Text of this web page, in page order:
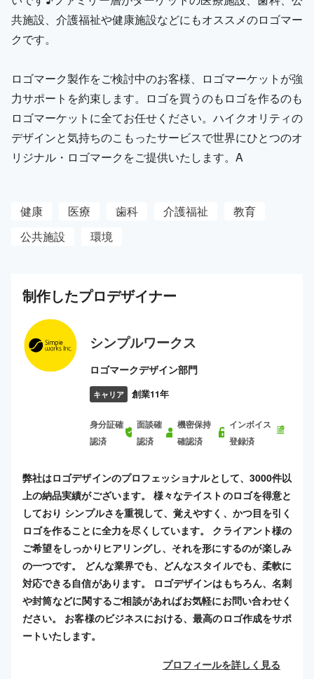
共施設、介護福祉や健康施設などにもオススメのロゴマー
クです。
ロゴマーク製作をご検討中のお客様、ロゴマーケットが強
力サポートを約束します。ロゴを買うのもロゴを作るのも
ロゴマーケットに全てお任せください。ハイクオリティの
デザインと気持ちのこもったサービスで世界にひとつのオ
リジナル・ロゴマークをご提供いたします。A
健康 医療 歯科 介護福祉
教育
公共施設
環境
制作したプロデザイナー
シンプルワークス
ロゴマークデザイン部門
キャリア 創業11年
身分証確
認済
面談確
認済
機密保持
確認済
インボイス
登録済
弊社はロゴデザインのプロフェッショナルとして、3000件以
上の納品実績がございます。 様々なテイストのロゴを得意と
しており シンプルさを重視して、覚えやすく、かつ目を引く
ロゴを作ることに全力を尽くしています。 クライアント様の
ご希望をしっかりヒアリングし、それを形にするのが楽しみ
の一つです。 どんな業界でも、どんなスタイルでも、柔軟に
対応できる自信があります。 ロゴデザインはもちろん、名刺
や封筒などに関するご相談があればお気軽にお問い合わせく
ださい。 お客様のビジネスにおける、最高のロゴ作成をサポ
ートいたします。
プロフィールを詳しく見る